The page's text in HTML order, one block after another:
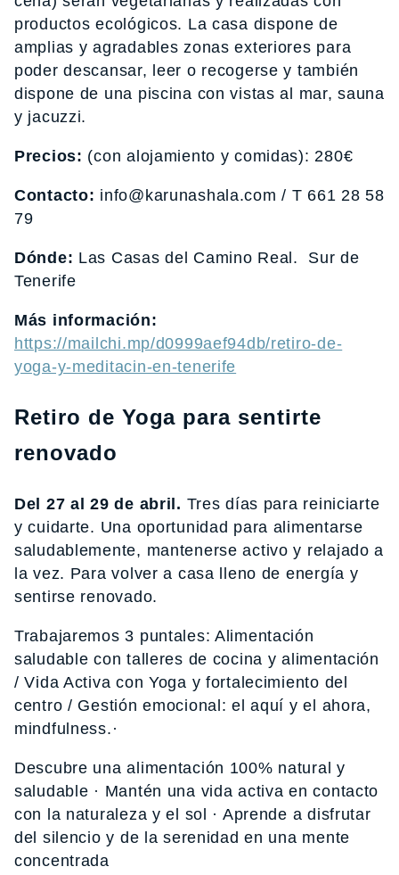
productos ecológicos. La casa dispone de
amplias y agradables zonas exteriores para
poder descansar, leer o recogerse y también
dispone de una piscina con vistas al mar, sauna
y jacuzzi.
Precios: (con alojamiento y comidas): 280€
Contacto: info@karunashala.com / T 661 28 58
79
Dónde: Las Casas del Camino Real. Sur de
Tenerife
Más información:
https://mailchi.mp/d0999aef94db/retiro-de-
yoga-y-meditacin-en-tenerife
Retiro de Yoga para sentirte
renovado
Del 27 al 29 de abril. Tres días para reiniciarte
y cuidarte. Una oportunidad para alimentarse
saludablemente, mantenerse activo y relajado a
la vez. Para volver a casa lleno de energía y
sentirse renovado.
Trabajaremos 3 puntales: Alimentación
saludable con talleres de cocina y alimentación
/ Vida Activa con Yoga y fortalecimiento del
centro / Gestión emocional: el aquí y el ahora,
mindfulness.·
Descubre una alimentación 100% natural y
saludable · Mantén una vida activa en contacto
con la naturaleza y el sol · Aprende a disfrutar
del silencio y de la serenidad en una mente
concentrada